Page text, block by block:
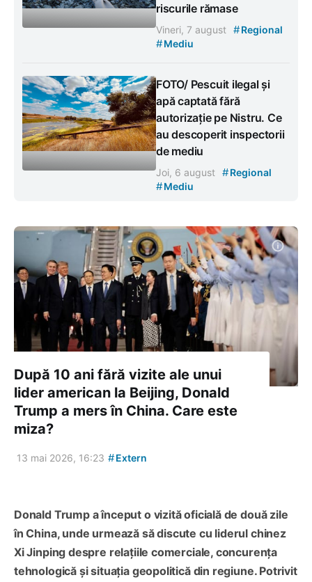
riscurile rămase
Vineri, 7 august #Regional
#Mediu
FOTO/ Pescuit ilegal și
apă captată fără
autorizație pe Nistru. Ce
au descoperit inspectorii
de mediu
Joi, 6 august #Regional
#Mediu
După 10 ani fără vizite ale unui
lider american la Beijing, Donald
Trump a mers în China. Care este
miza?
13 mai 2026, 16:23 #Extern
Donald Trump a început o vizită oficială de două zile
în China, unde urmează să discute cu liderul chinez
Xi Jinping despre relațiile comerciale, concurența
tehnologică și situația geopolitică din regiune. Potrivit